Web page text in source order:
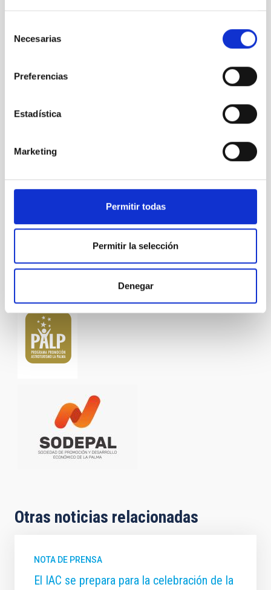
Necesarias
Preferencias
Estadística
Marketing
Permitir todas
Permitir la selección
Denegar
Otras noticias relacionadas
NOTA DE PRENSA
El IAC se prepara para la celebración de la